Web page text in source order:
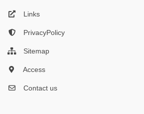
Links
PrivacyPolicy
Sitemap
Access
Contact us